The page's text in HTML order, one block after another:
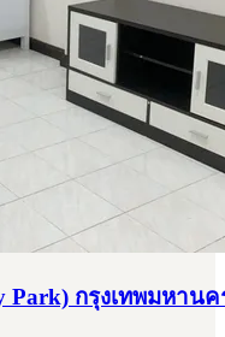
Park) กรุงเทพมหานค